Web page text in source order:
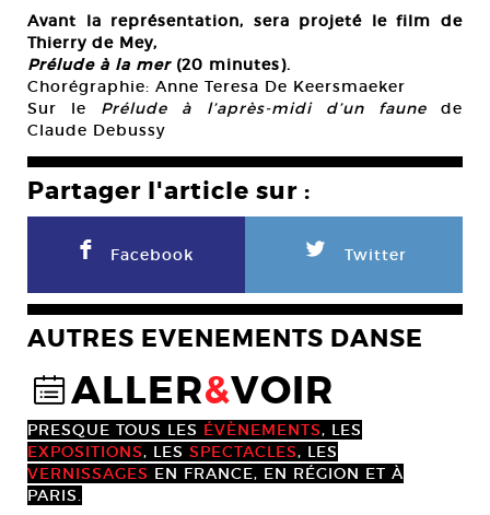
Avant la représentation, sera projeté le film de
Thierry de Mey,
Prélude à la mer(20 minutes).
Chorégraphie: Anne Teresa De Keersmaeker
Sur le Prélude à l’après-midi d’un faunede
Claude Debussy
Partager l'article sur :
F Facebook L Twitter
AUTRES EVENEMENTS DANSE
@ALLER&VOIR
PRESQUE TOUS LES ÉVÈNEMENTS, LES
EXPOSITIONS, LES SPECTACLES, LES
VERNISSAGES EN FRANCE, EN RÉGION ET À
PARIS.